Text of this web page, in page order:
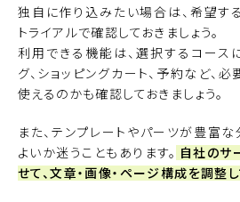
独自に作り込みたい場合は、希望す
トライアルで確認しておきましょう。
利用できる機能は、選択するコース
グ、ショッピングカート、予約など、
使えるのかも確認しておきましょう。
また、テンプレートやパーツが豊富
よいか迷うこともあります。 自社のサ
せて、文章・画像・ページ構成を調整し